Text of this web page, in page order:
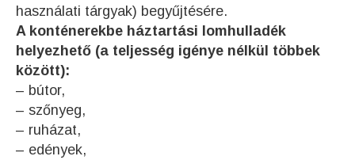
használati tárgyak) begyűjtésére.
A konténerekbe háztartási lomhulladék
helyezhető (a teljesség igénye nélkül többek
között):
– bútor,
– szőnyeg,
– ruházat,
– edények,